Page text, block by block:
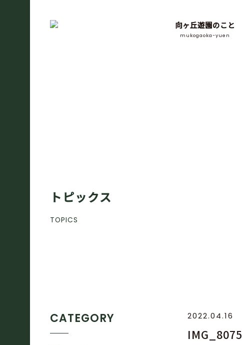
向ヶ丘遊園のこと
mukogaoka-yuen
トピックス
TOPICS
2022.04.16
IMG_8075
CATEGORY